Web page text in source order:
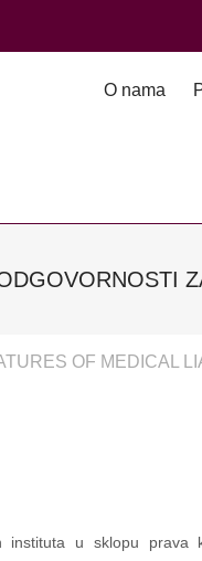
O nama
OF MEDICAL
instituta u sklopu prava